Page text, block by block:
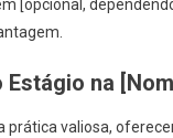
[opcional,
na
prática valiosa,